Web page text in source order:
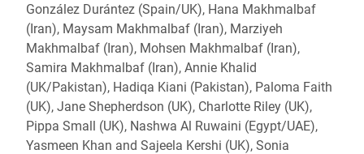
González Durántez (Spain/UK), Hana Makhmalbaf
(Iran), Maysam Makhmalbaf (Iran), Marziyeh
Makhmalbaf (Iran), Mohsen Makhmalbaf (Iran),
Samira Makhmalbaf (Iran), Annie Khalid
(UK/Pakistan), Hadiqa Kiani (Pakistan), Paloma Faith
(UK), Jane Shepherdson (UK), Charlotte Riley (UK),
Pippa Small (UK), Nashwa Al Ruwaini (Egypt/UAE),
Yasmeen Khan and Sajeela Kershi (UK), Sonia